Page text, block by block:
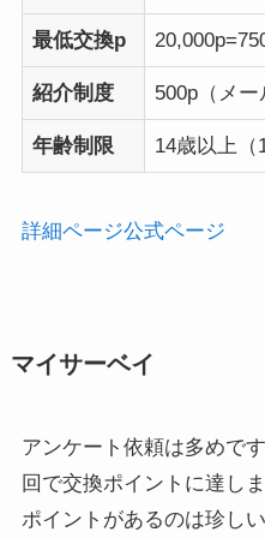
最低交換p
紹介制度 500p（メー
年齢制限 14歳以上（
詳細ページ公式ページ
マイサーベイ
アンケート依頼は多めで
回で交換ポイントに達し
ポイントがあるのは珍しい